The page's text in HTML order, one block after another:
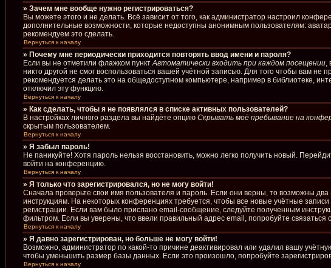
» Зачем мне вообще нужно регистрироваться?
Вы можете этого и не делать. Всё зависит от того, как администратор настроил
дополнительные возможности, которые недоступны анонимным пользователям:
рекомендуем это сделать.
Вернуться к началу
» Почему мне периодически приходится повторять ввод имени и пароля?
Если вы не отметили флажком пунктАвтоматически входить при каждом посещении,
никто другой не смог воспользоваться вашей учётной записью. Для того чтобы вам
рекомендуется делать это на общедоступном компьютере, например в библиотеке,
отключил эту функцию.
Вернуться к началу
» Как сделать, чтобы я не появлялся в списке активных пользователей?
В настройках личного раздела вы найдёте опцию Скрывать моё пребывание на
скрытым пользователем.
Вернуться к началу
» Я забыл пароль!
Не паникуйте! Хотя пароль нельзя восстановить, можно легко получить новый.
войти на конференцию.
Вернуться к началу
» Я только что зарегистрировался, но не могу войти!
Сначала проверьте свои имя пользователя и пароль. Если они верны, то возможны
инструкциям. На некоторых конференциях требуется, чтобы все новые учётные
регистрации. Если вам было прислано email-сообщение, следуйте полученным
фильтром. Если вы уверены, что ввели правильный адрес email, попробуйте связаться
Вернуться к началу
» Я давно зарегистрирован, но больше не могу войти!
Возможно, администратор по какой-то причине деактивировал или удалил вашу
чтобы уменьшить размер базы данных. Если это произошло, попробуйте
Вернуться к началу